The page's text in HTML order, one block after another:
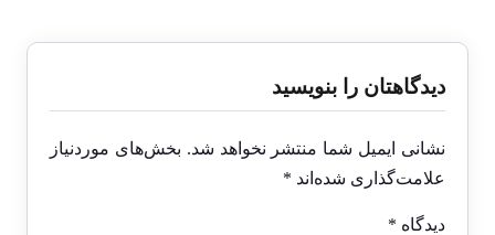
دیدگاهتان را بنویسید
نشانی ایمیل شما منتشر نخواهد شد. بخش‌های موردنیاز
علامت‌گذاری شده‌اند *
دیدگاه *